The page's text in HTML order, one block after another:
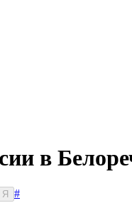
в
Я
#